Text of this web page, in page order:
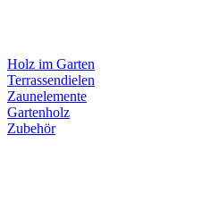
Holz im Garten
Terrassendielen
Zaunelemente
Gartenholz
Zubehör